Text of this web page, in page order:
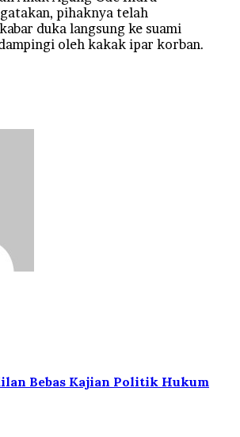
pihaknya telah
duka langsung ke suami
oleh kakak ipar korban.
Bebas Kajian Politik Hukum